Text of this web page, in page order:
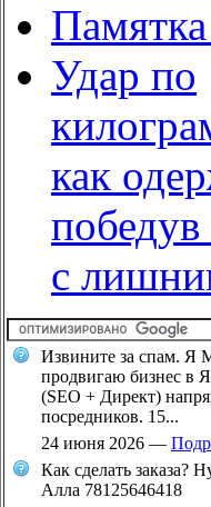
Удар по
как
победув
с
Извините за спам. Я
продвигаю бизнес в
(SEO + Директ)
посредников. 15...
24 июня 2026 —
Как сделать заказа?
Алла 78125646418